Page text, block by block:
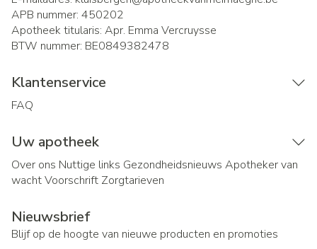
APB nummer: 450202
Apotheek titularis: Apr. Emma Vercruysse
BTW nummer: BE0849382478
Klantenservice
FAQ
Uw apotheek
Over ons Nuttige links Gezondheidsnieuws Apotheker van
wachtVoorschrift Zorgtarieven
Nieuwsbrief
Blijf op de hoogte van nieuwe producten en promoties